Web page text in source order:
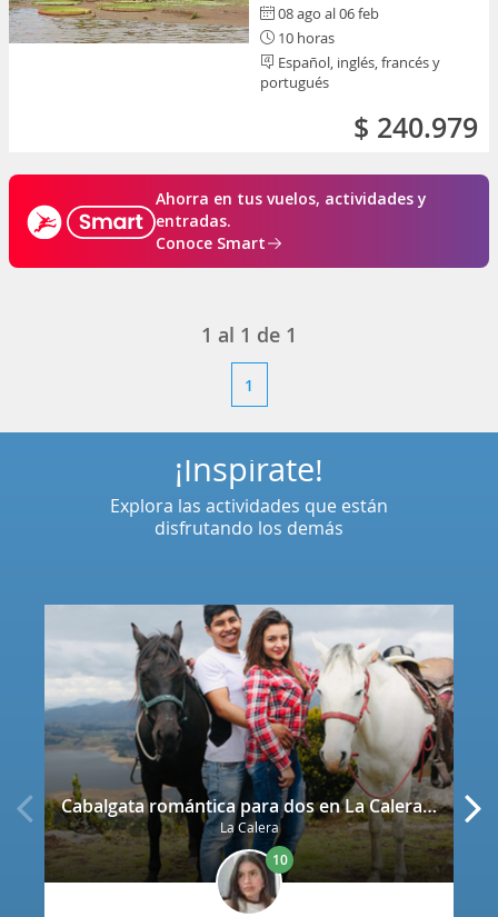
08 ago al 06 feb
10 horas
Español, inglés, francés y
portugués
$ 240.979
Ahorra en tus vuelos, actividades y
entradas.
Conoce Smart
1 al 1 de 1
1
Cabalgata romántica para dos en La Calera con decoración
La Calera
10
¡Inspírate!
Explora las actividades que están
disfrutando los demás